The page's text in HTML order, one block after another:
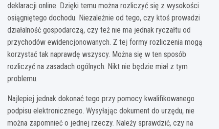
deklaracji online. Dzięki temu można rozliczyć się z wysokości
osiągniętego dochodu. Niezależnie od tego, czy ktoś prowadzi
działalność gospodarczą, czy też nie ma jednak ryczałtu od
przychodów ewidencjonowanych. Z tej formy rozliczenia mogą
korzystać tak naprawdę wszyscy. Można się w ten sposób
rozliczyć na zasadach ogólnych. Nikt nie będzie miał z tym
problemu.
Najlepiej jednak dokonać tego przy pomocy kwalifikowanego
podpisu elektronicznego. Wysyłając dokument do urzędu, nie
można zapomnieć o jednej rzeczy. Należy sprawdzić, czy na